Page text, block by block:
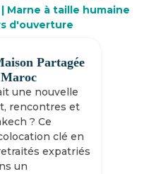
Marne à taille humaine
d'ouverture
Partagée
une nouvelle
rencontres et
? Ce
clé en
expatriés
un